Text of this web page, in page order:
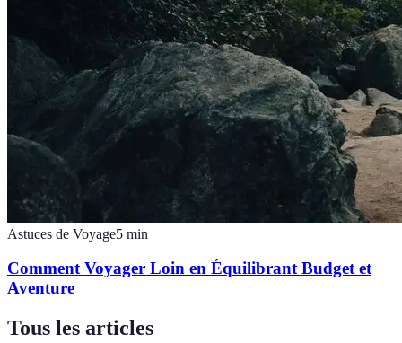
Astuces de Voyage5 min
Comment Voyager Loin en Équilibrant Budget et
Aventure
Tous les articles